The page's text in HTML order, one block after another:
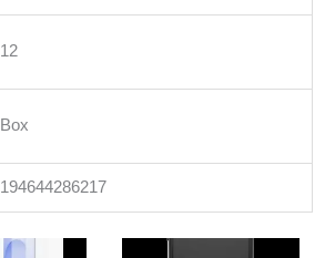
12
Box
194644286217